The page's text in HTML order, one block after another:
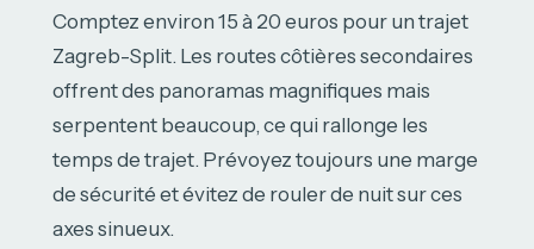
Comptez environ 15 à 20 euros pour un trajet
Zagreb-Split. Les routes côtières secondaires
offrent des panoramas magnifiques mais
serpentent beaucoup, ce qui rallonge les
temps de trajet. Prévoyez toujours une marge
de sécurité et évitez de rouler de nuit sur ces
axes sinueux.